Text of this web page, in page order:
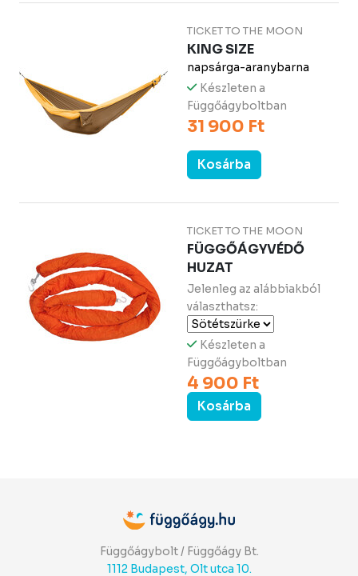
TICKET TO THE MOON
KING SIZE
napsárga-aranybarna
Készleten a
Függőágyboltban
31 900 Ft
Kosárba
TICKET TO THE MOON
FÜGGŐÁGYVÉDŐ
HUZAT
Jelenleg az alábbiakból
választhatsz:
Készleten a
Függőágyboltban
4 900 Ft
Kosárba
Függőágybolt / Függőágy Bt.
1112 Budapest, Olt utca 10.